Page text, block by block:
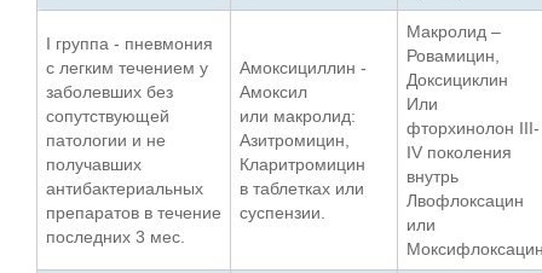
І группа - пневмония
с легким течением у
заболевших без
сопутствующей
патологии и не
получавших
антибактериальных
препаратов в течение
последних 3 мес.
Амоксициллин -
Амоксил
или макролид:
Азитромицин,
Кларитромицин
в таблетках или
суспензии.
Макролид –
Ровамицин,
Доксициклин
Или
фторхинолон ІІІ-
ІV поколения
внутрь
Лвофлоксацин
или